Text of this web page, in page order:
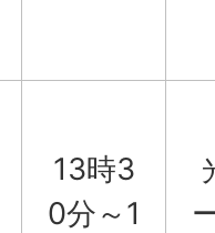
13時3
0分～1